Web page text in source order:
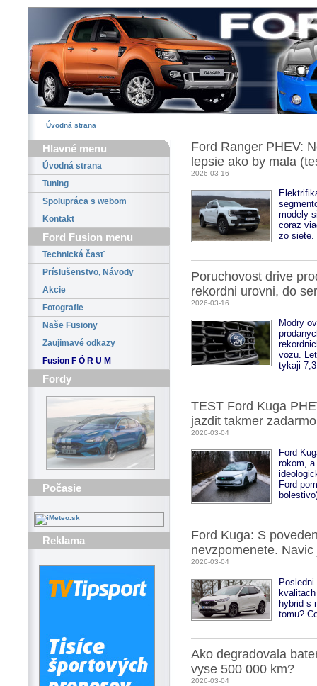
Úvodná strana
Hlavné menu
Úvodná strana
Tuning
Spolupráca s webom
Kontakt
Ford Fusion menu
Technická časť
Príslušenstvo, Návody
Akcie
Fotografie
Naše Fusiony
Zaujimavé odkazy
Fusion F Ó R U M
Fordy
Počasie
Reklama
Ford Ranger PHEV:
lepsie ako by mala
2026-03-16
modely
coraz
zo siete.
Poruchovost drive
rekordni urovni, do
2026-03-16
Modry
vozu.
tykaji
TEST Ford Kuga
jazdit takmer zadarmo
2026-03-04
Ford
rokom,
Ford
Ford Kuga: S
nevzpomenete.
2026-03-04
hybrid s
tomu?
Ako degradovala
vyse 500 000 km?
2026-03-04